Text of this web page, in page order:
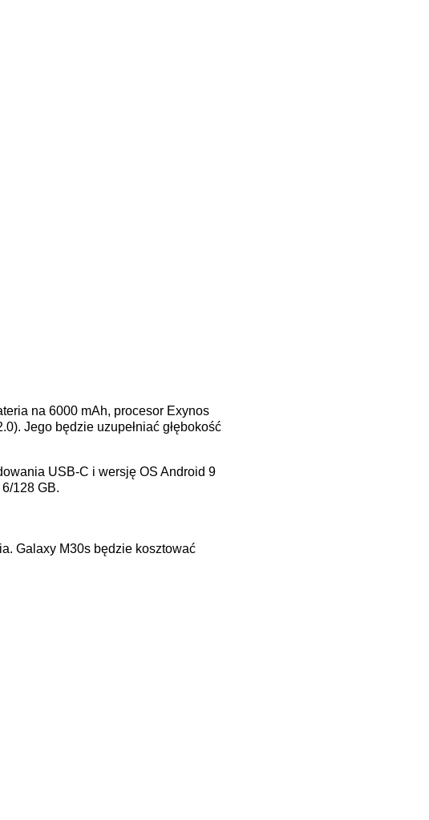
na 6000 mAh, procesor Exynos
Jego będzie uzupełniać głębokość
USB-C i wersję OS Android 9
128 GB.
Galaxy M30s będzie kosztować